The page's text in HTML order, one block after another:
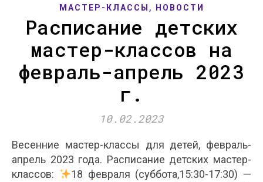
МАСТЕР-КЛАССЫ , НОВОСТИ
Расписание детских
мастер-классов на
февраль-апрель 2023
г.
10.02.2023
Весенние мастер-классы для детей, февраль-
апрель 2023 года. Расписание детских мастер-
классов:
18 февраля (суббота,15:30-17:30) —